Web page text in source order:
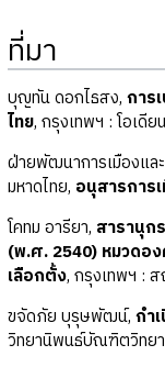
ที่มา
บุญทัน ดอกไธสง, การ
ไทย, กรุงเทพฯ : โอเดี
ฝ่ายพัฒนาการเมืองแล
มหาดไทย, อนุสารการ
โคทม อารียา, สารานุก
(พ.ศ. 2540) หมวดอง
เลือกตั้ง, กรุงเทพฯ :
ขจัดภัย บุรุษพัฒน์, กำ
วิทยานิพนธ์บัณฑิตวิทย